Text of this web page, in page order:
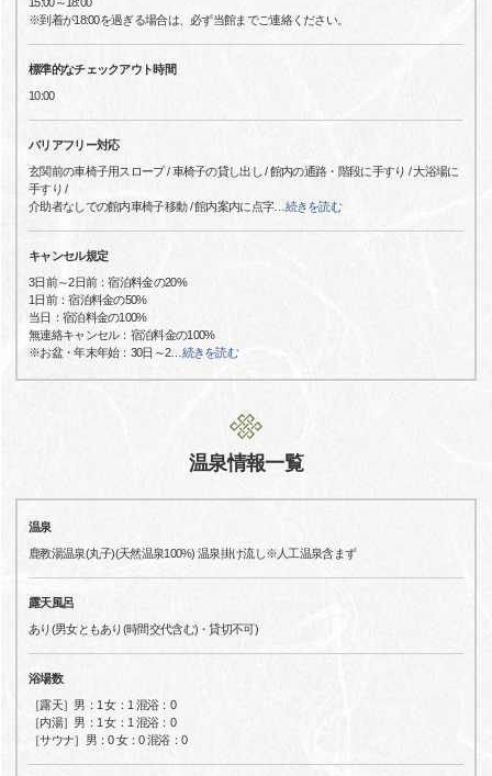
※到着が18:00を過ぎる場合は、必ず当館までご連絡ください。
標準的なチェックアウト時間
10:00
バリアフリー対応
玄関前の車椅子用スロープ / 車椅子の貸し出し / 館内の通路・階段に手すり / 大浴場に
手すり /
介助者なしでの館内車椅子移動 / 館内案内に点字… 続きを読む
キャンセル規定
3日前～2日前：宿泊料金の20%
1日前：宿泊料金の50%
当日：宿泊料金の100%
無連絡キャンセル：宿泊料金の100%
※お盆・年末年始：30日～2… 続きを読む
温泉情報一覧
温泉
鹿教湯温泉(丸子)(天然温泉100%) 温泉掛け流し※人工温泉含まず
露天風呂
あり(男女ともあり(時間交代含む)・貸切不可)
浴場数
［露天］男：1 女：1 混浴：0
［内湯］男：1 女：1 混浴：0
［サウナ］男：0 女：0 混浴：0